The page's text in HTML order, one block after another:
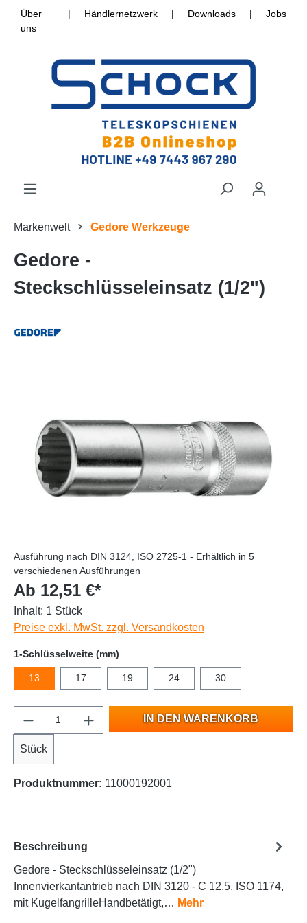
Über
uns
| Händlernetzwerk | Downloads | Jobs
Markenwelt Gedore Werkzeuge
Gedore -
Steckschlüsseleinsatz (1/2")
Ausführung nach DIN 3124, ISO 2725-1 - Erhältlich in 5
verschiedenen Ausführungen
Ab 12,51 €*
Inhalt: 1 Stück
Preise exkl. MwSt. zzgl. Versandkosten
1-Schlüsselweite (mm)
13 17 19 24 30
Stück
IN DEN WARENKORB
Produktnummer: 11000192001
Beschreibung
Gedore - Steckschlüsseleinsatz (1/2")
Innenvierkantantrieb nach DIN 3120 - C 12,5, ISO 1174,
mit KugelfangrilleHandbetätigt,… Mehr